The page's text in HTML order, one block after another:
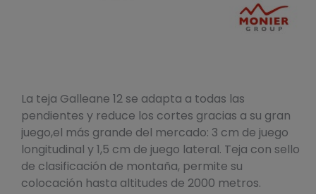
La teja Galleane 12 se adapta a todas las
pendientes y reduce los cortes gracias a su gran
juego,el más grande del mercado: 3 cm de juego
longitudinal y 1,5 cm de juego lateral. Teja con sello
de clasificación de montaña, permite su
colocación hasta altitudes de 2000 metros.